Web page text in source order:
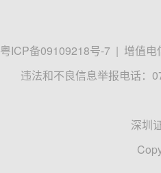
粤ICP备09109218号-7 | 增值电
违法和不良信息举报电话：
深圳